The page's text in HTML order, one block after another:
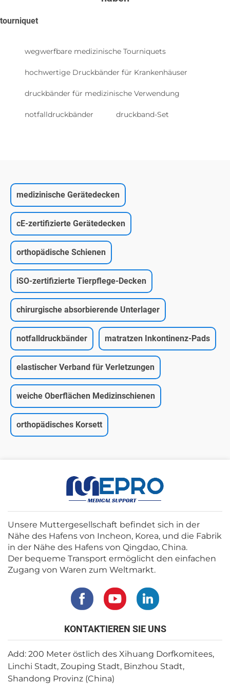
tourniquet
wegwerfbare medizinische Tourniquets
hochwertige Druckbänder für Krankenhäuser
druckbänder für medizinische Verwendung
notfalldruckbänder druckband-Set
medizinische Gerätedecken
cE-zertifizierte Gerätedecken
orthopädische Schienen
iSO-zertifizierte Tierpflege-Decken
chirurgische absorbierende Unterlager
notfalldruckbänder matratzen Inkontinenz-Pads
elastischer Verband für Verletzungen
weiche Oberflächen Medizinschienen
orthopädisches Korsett
Unsere Muttergesellschaft befindet sich in der
Nähe des Hafens von Incheon, Korea, und die Fabrik
in der Nähe des Hafens von Qingdao, China.
Der bequeme Transport ermöglicht den einfachen
Zugang von Waren zum Weltmarkt.
KONTAKTIEREN SIE UNS
Add: 200 Meter östlich des Xihuang Dorfkomitees,
Linchi Stadt, Zouping Stadt, Binzhou Stadt,
Shandong Provinz (China)